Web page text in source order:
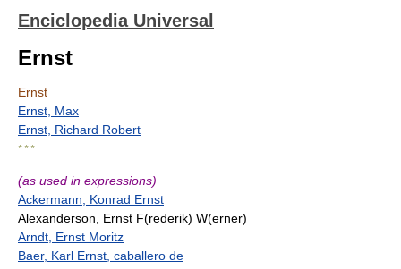
Enciclopedia Universal
Ernst
Ernst
Ernst, Max
Ernst, Richard Robert
* * *
(as used in expressions)
Ackermann, Konrad Ernst
Alexanderson, Ernst F(rederik) W(erner)
Arndt, Ernst Moritz
Baer, Karl Ernst, caballero de